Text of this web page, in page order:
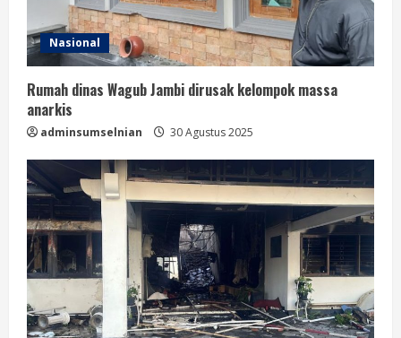
Nasional
Rumah dinas Wagub Jambi dirusak kelompok massa
anarkis
adminsumselnian 30 Agustus 2025